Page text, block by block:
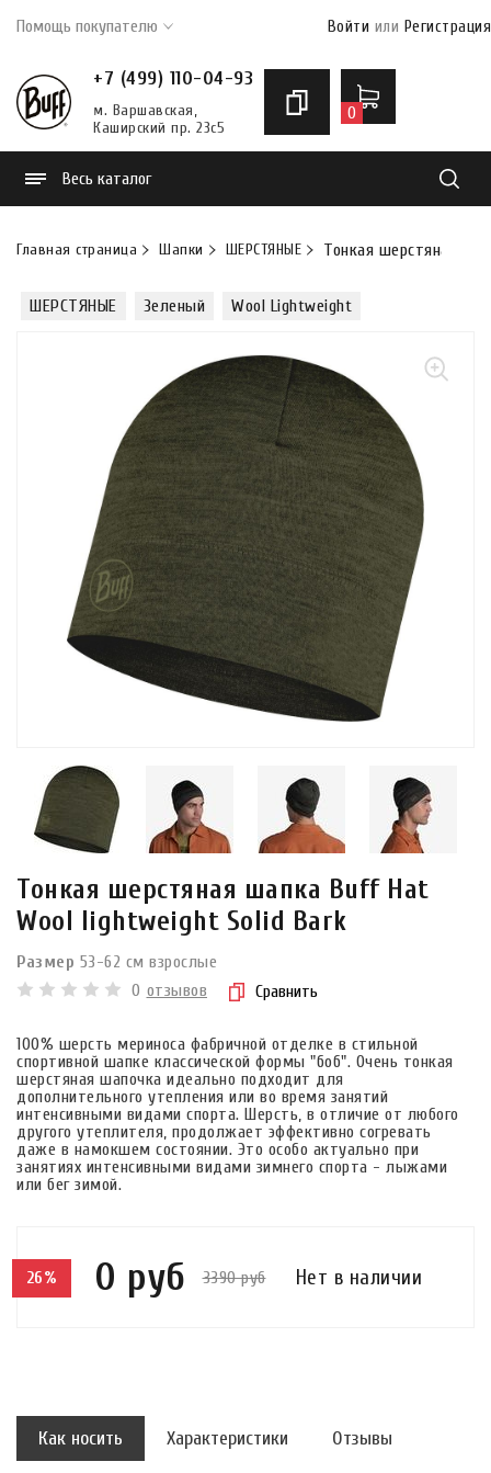
Помощь покупателю Войти или Регистрация
+7 (499) 110-04-93
м. Варшавская,
Каширский пр. 23с5
0
Весь каталог
Главная страница Шапки ШЕРСТЯНЫЕ Тонкая шерстяная
ШЕРСТЯНЫЕ Зеленый Wool Lightweight
Тонкая шерстяная шапка Buff Hat
Wool Iightweight Solid Bark
Размер 53-62 см взрослые
0 отзывов Сравнить
100% шерсть мериноса фабричной отделке в стильной
спортивной шапке классической формы "боб". Очень тонкая
шерстяная шапочка идеально подходит для
дополнительного утепления или во время занятий
интенсивными видами спорта. Шерсть, в отличие от любого
другого утеплителя, продолжает эффективно согревать
даже в намокшем состоянии. Это особо актуально при
занятиях интенсивными видами зимнего спорта - лыжами
или бег зимой.
26% 0 руб 3390 руб Нет в наличии
Как носить Характеристики Отзывы